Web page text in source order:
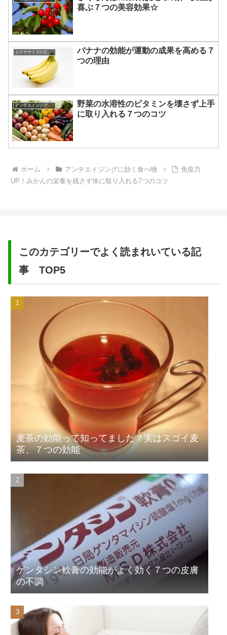
喜ぶ７つの美容効果☆
エクササイズの正しい知識☆
バナナの効能が運動の成果を高める７
つの理由
アンチエイジングに効く食べ物
野菜の水溶性のビタミンを壊さず上手
に取り入れる７つのコツ
ホーム アンチエイジングに効く食べ物
免疫力
UP！みかんの栄養を残さず体に取り入れる7つのコツ
このカテゴリーでよく読まれいている記
事 TOP5
麦茶の効能って知ってました？実はスゴイ麦
茶、７つの効能
ゲンタシン軟膏の効能がよく効く７つの皮膚
の不調